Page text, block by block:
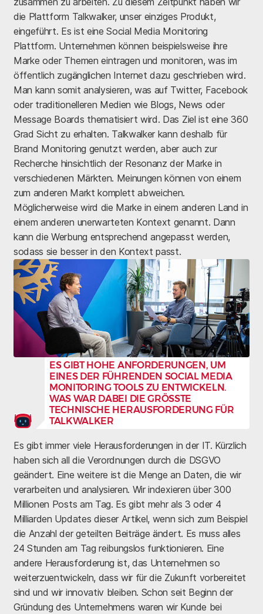
die Plattform Talkwalker, unser einziges Produkt,
eingeführt. Es ist eine Social Media Monitoring
Plattform. Unternehmen können beispielsweise ihre
Marke oder Themen eintragen und monitoren, was im
öffentlich zugänglichen Internet dazu geschrieben wird.
Man kann somit analysieren, was auf Twitter, Facebook
oder traditionelleren Medien wie Blogs, News oder
Message Boards thematisiert wird. Das Ziel ist eine 360
Grad Sicht zu erhalten. Talkwalker kann deshalb für
Brand Monitoring genutzt werden, aber auch zur
Recherche hinsichtlich der Resonanz der Marke in
verschiedenen Märkten. Meinungen können von einem
zum anderen Markt komplett abweichen.
Möglicherweise wird die Marke in einem anderen Land in
einem anderen unerwarteten Kontext genannt. Dann
kann die Werbung entsprechend angepasst werden,
sodass sie besser in den Kontext passt.
ES GIBT HOHE ANFORDERUNGEN, UM
EINES DER FÜHRENDEN SOCIAL MEDIA
MONITORING TOOLS ZU ENTWICKELN.
WAS WAR DABEI DIE GRÖSSTE
TECHNISCHE HERAUSFORDERUNG FÜR
TALKWALKER
Es gibt immer viele Herausforderungen in der IT. Kürzlich
haben sich all die Verordnungen durch die DSGVO
geändert. Eine weitere ist die Menge an Daten, die wir
verarbeiten und analysieren. Wir indexieren über 300
Millionen Posts am Tag. Es gibt mehr als 3 oder 4
Milliarden Updates dieser Artikel, wenn sich zum Beispiel
die Anzahl der geteilten Beiträge ändert. Es muss alles
24 Stunden am Tag reibungslos funktionieren. Eine
andere Herausforderung ist, das Unternehmen so
weiterzuentwickeln, dass wir für die Zukunft vorbereitet
sind und wir innovativ bleiben. Schon seit Beginn der
Gründung des Unternehmens waren wir Kunde bei